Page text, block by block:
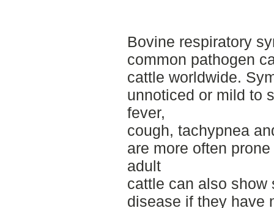
Bovine respiratory
common pathogen
cattle worldwide.
unnoticed or mild to
fever,
cough, tachypnea
are more often
adult
cattle can also show
disease if they have